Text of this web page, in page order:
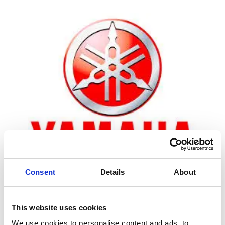
Consent Details About
This website uses cookies
We use cookies to personalise content and ads, to
Zoom